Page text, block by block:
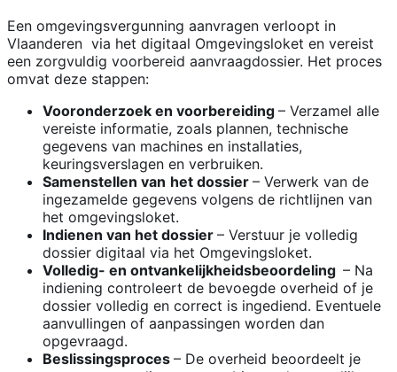
Een omgevingsvergunning aanvragen verloopt in
Vlaanderen via het digitaal Omgevingsloket en vereist
een zorgvuldig voorbereid aanvraagdossier. Het proces
omvat deze stappen:
Vooronderzoek en voorbereiding – Verzamel alle
vereiste informatie, zoals plannen, technische
gegevens van machines en installaties,
keuringsverslagen en verbruiken.
Samenstellen van het dossier – Verwerk van de
ingezamelde gegevens volgens de richtlijnen van
het omgevingsloket.
Indienen van het dossier – Verstuur je volledig
dossier digitaal via het Omgevingsloket.
Volledig- en ontvankelijkheidsbeoordeling – Na
indiening controleert de bevoegde overheid of je
dossier volledig en correct is ingediend. Eventuele
aanvullingen of aanpassingen worden dan
opgevraagd.
Beslissingsproces – De overheid beoordeelt je